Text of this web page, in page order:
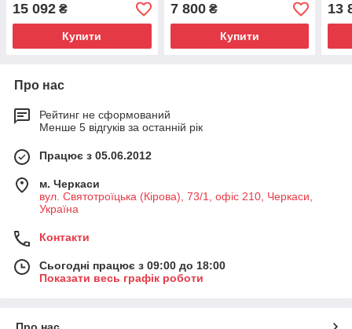
15 092 ₴
Купити
7 800₴
Купити
13
Про нас
Рейтинг не сформований
Менше 5 відгуків за останній рік
Працює з 05.06.2012
м. Черкаси
вул. Святотроїцька (Кірова), 73/1, офіс 210, Черкаси,
Україна
Контакти
Сьогодні працює з 09:00 до 18:00
Показати весь графік роботи